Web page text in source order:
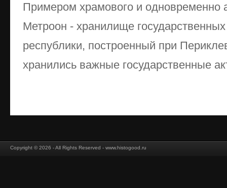
Примером храмового и одновременно
Метроон - хранилище
республики, построенный при
хранились важные государственные
Copyright © 2026 - All Rights Reserved - www.histogood.ru